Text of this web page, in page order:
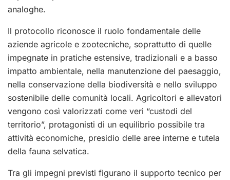
analoghe.
Il protocollo riconosce il ruolo fondamentale delle
aziende agricole e zootecniche, soprattutto di quelle
impegnate in pratiche estensive, tradizionali e a basso
impatto ambientale, nella manutenzione del paesaggio,
nella conservazione della biodiversità e nello sviluppo
sostenibile delle comunità locali. Agricoltori e allevatori
vengono così valorizzati come veri “custodi del
territorio”, protagonisti di un equilibrio possibile tra
attività economiche, presidio delle aree interne e tutela
della fauna selvatica.
Tra gli impegni previsti figurano il supporto tecnico per